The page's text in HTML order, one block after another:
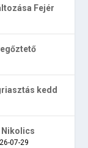
Fejér
kedd
Nikolics
07-29